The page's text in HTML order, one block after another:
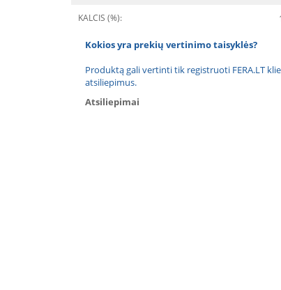
KALCIS (%):
Kokios yra prekių vertinimo taisyklės?
Produktą gali vertinti tik registruoti FERA.LT
atsiliepimus.
Atsiliepimai